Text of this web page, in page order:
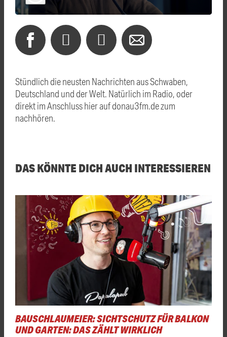
Stündlich die neusten Nachrichten aus Schwaben,
Deutschland und der Welt. Natürlich im Radio, oder
direkt im Anschluss hier auf donau3fm.de zum
nachhören.
DAS KÖNNTE DICH AUCH INTERESSIEREN
BAUSCHLAUMEIER: SICHTSCHUTZ FÜR BALKON
UND GARTEN: DAS ZÄHLT WIRKLICH